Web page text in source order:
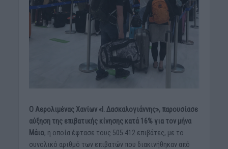
Ο Αερολιμένας Χανίων «Ι. Δασκαλογιάννης», παρουσίασε
αύξηση της επιβατικής κίνησης κατά 16% για τον μήνα
Μάιο, η οποία έφτασε τους 505.412 επιβάτες, με το
συνολικό αριθμό των επιβατών που διακινήθηκαν από